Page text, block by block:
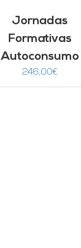
Jornadas
Formativas
Autoconsumo
246,00€